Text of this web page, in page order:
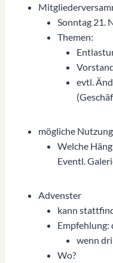
Sonntag 21.
Themen:
evtl.
mögliche
Welche
Eventl.
Advenster
kann
Empfehlung:
wenn
Wo?